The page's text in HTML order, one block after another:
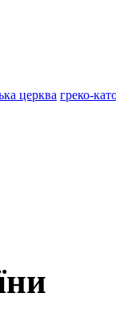
церква греко-